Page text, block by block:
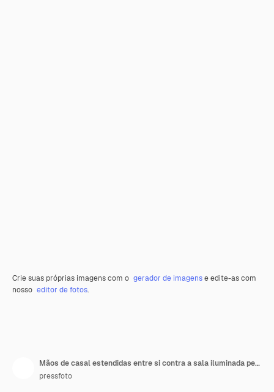
Crie suas próprias imagens com o gerador de imagense edite-as com
nosso editor de fotos.
Mãos de casal estendidas entre si contra a sala iluminada pelo sol
pressfoto